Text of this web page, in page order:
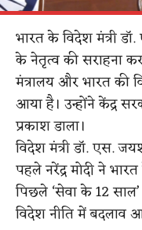
भारत के विदेश मंत्री
के नेतृत्व की सराहना
मंत्रालय और भारत की
आया है। उन्होंने केंद्र
प्रकाश डाला।
विदेश मंत्री डॉ. एस.
पहले नरेंद्र मोदी ने
पिछले ‘सेवा के 12
विदेश नीति में बदलाव